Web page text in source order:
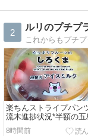
2
ルリのプチプ
楽ちんストライプパン
流木進捗状況*半額の五
どん
8時間前